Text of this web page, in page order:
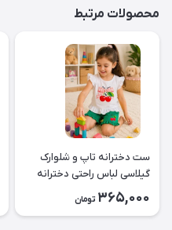
محصولات مرتبط
ست دخترانه تاپ و شلوارک
گیلاسی لباس راحتی دخترانه
365,000 تومان